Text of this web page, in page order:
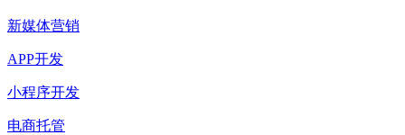
新媒体营销
APP开发
小程序开发
电商托管